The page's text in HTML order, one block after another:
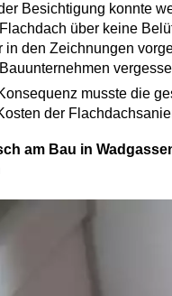
Besichtigung konnte
über keine
in den Zeichnungen
musste die
der
am Bau in